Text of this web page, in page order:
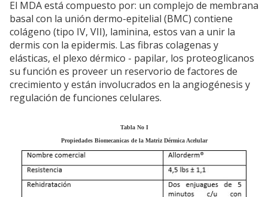
El MDA está compuesto por: un complejo de membrana
basal con la unión dermo-epitelial (BMC) contiene
colágeno (tipo IV, VII), laminina, estos van a unir la
dermis con la epidermis. Las fibras colagenas y
elásticas, el plexo dérmico - papilar, los proteoglicanos
su función es proveer un reservorio de factores de
crecimiento y están involucrados en la angiogénesis y
regulación de funciones celulares.
Tabla No I
Propiedades Biomecanicas de la Matriz Dérmica Acelular